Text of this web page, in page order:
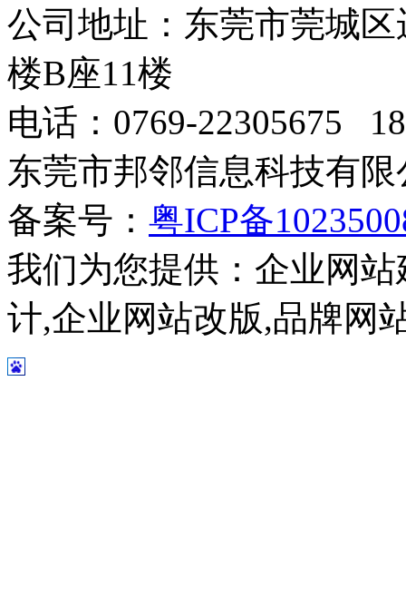
公司地址：东莞市莞城
楼B座11楼
电话：0769-22305675
东莞市邦邻信息科技有
备案号： 粤ICP备
我们为您提供：企业网
计,企业网站改版,品牌网